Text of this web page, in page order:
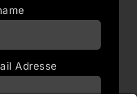
Adresse